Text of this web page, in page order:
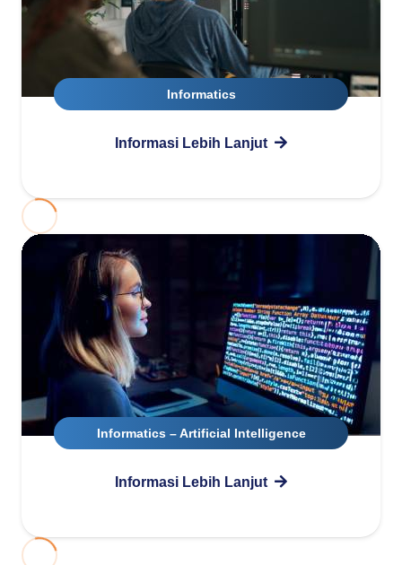
Informatics
Informasi Lebih Lanjut
Informatics – Artificial Intelligence
Informasi Lebih Lanjut